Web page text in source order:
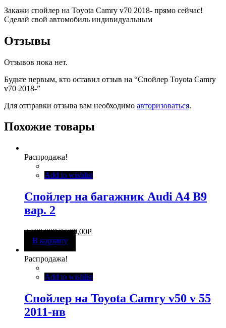
Закажи спойлер на Toyota Camry v70 2018- прямо сейчас!
Сделай свой автомобиль индивидуальным
Отзывы
Отзывов пока нет.
Будьте первым, кто оставил отзыв на “Спойлер Toyota Camry
v70 2018-”
Для отправки отзыва вам необходимо авторизоваться.
Похожие товары
Распродажа!
Add to wishlist
Спойлер на багажник Audi A4 B9
вар. 2
3 500,00Р 2 500,00Р
В корзину
Распродажа!
Add to wishlist
Спойлер на Toyota Camry v50 v 55
2011-нв